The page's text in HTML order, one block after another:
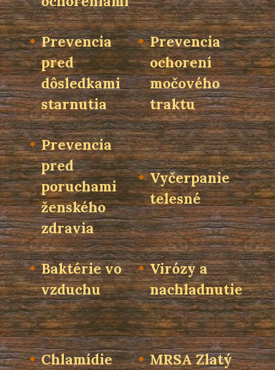
Prevencia
pred
dôsledkami
starnutia
Prevencia
ochorení
močového
traktu
Prevencia
pred
poruchami
ženského
zdravia
Vyčerpanie
telesné
Baktérie vo
vzduchu
Virózy a
nachladnutie
Chlamídie
MRSA Zlatý